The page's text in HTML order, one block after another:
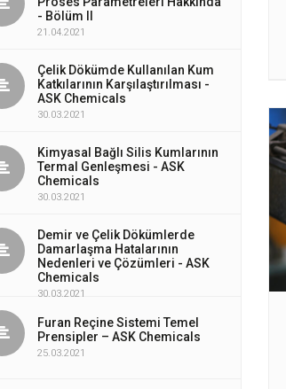
- Bölüm II
21.04.2021
Çelik Dökümde Kullanılan Kum
Katkılarının Karşılaştırılması -
ASK Chemicals
30.03.2021
Kimyasal Bağlı Silis Kumlarının
Termal Genleşmesi - ASK
Chemicals
30.03.2021
Demir ve Çelik Dökümlerde
Damarlaşma Hatalarının
Nedenleri ve Çözümleri - ASK
Chemicals
30.03.2021
Furan Reçine Sistemi Temel
Prensipler – ASK Chemicals
25.03.2021